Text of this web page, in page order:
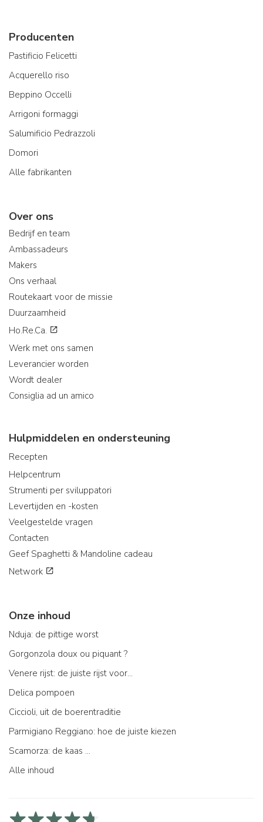
Producenten
Pastificio Felicetti
Acquerello riso
Beppino Occelli
Arrigoni formaggi
Salumificio Pedrazzoli
Domori
Alle fabrikanten
Over ons
Bedrijf en team
Ambassadeurs
Makers
Ons verhaal
Routekaart voor de missie
Duurzaamheid
Ho.Re.Ca.
Werk met ons samen
Leverancier worden
Wordt dealer
Consiglia ad un amico
Hulpmiddelen en ondersteuning
Recepten
Helpcentrum
Strumenti per sviluppatori
Levertijden en -kosten
Veelgestelde vragen
Contacten
Geef Spaghetti & Mandoline cadeau
Network
Onze inhoud
Nduja: de pittige worst
Gorgonzola doux ou piquant ?
Venere rijst: de juiste rijst voor...
Delica pompoen
Ciccioli, uit de boerentraditie
Parmigiano Reggiano: hoe de juiste kiezen
Scamorza: de kaas ...
Alle inhoud